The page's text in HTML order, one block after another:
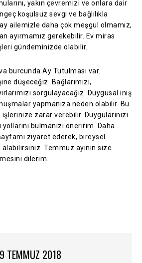
yakın çevremizi ve onlara dair
koşulsuz sevgi ve bağlılıkla
ailemizle daha çok meşgul olmamız,
ayırmamız gerekebilir. Ev miras
gündeminizde olabilir.
burcunda Ay Tutulması var.
düşeceğiz. Bağlarımızı,
sorgulayacağız. Duygusal iniş
yapmanıza neden olabilir. Bu
zarar verebilir. Duygularınızı
bulmanızı öneririm. Daha
ziyaret ederek, bireysel
alabilirsiniz. Temmuz ayının size
dilerim.
9 TEMMUZ 2018